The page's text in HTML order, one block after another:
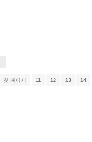
첫 페이지 11 12 13 14